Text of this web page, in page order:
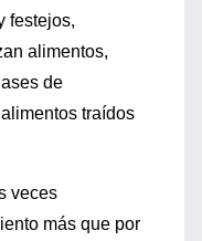
festejos,
alimentos,
de
traídos
veces
más que por